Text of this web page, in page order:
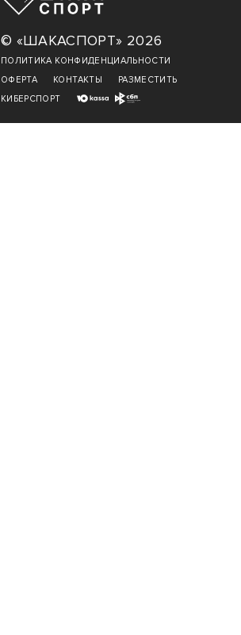
© «ШАКАСПОРТ» 2026
ПОЛИТИКА КОНФИДЕНЦИАЛЬНОСТИ
ОФЕРТА
КОНТАКТЫ
РАЗМЕСТИТЬ
КИБЕРСПОРТ